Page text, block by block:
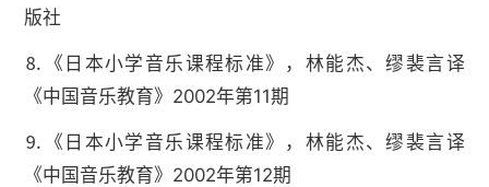
版社
⒏《日本小学音乐课程标准》，林能杰、缪裴言译
《中国音乐教育》2002年第11期
⒐《日本小学音乐课程标准》，林能杰、缪裴言译
《中国音乐教育》2002年第12期